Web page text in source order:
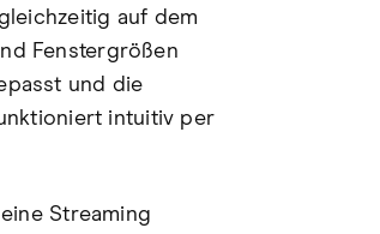
auf dem
Fenstergrößen
und die
intuitiv per
Streaming